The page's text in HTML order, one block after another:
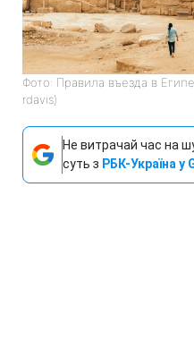
Фото: Правила въезда в
rdavis)
Не витрачай час на
суть з РБК-Україна у